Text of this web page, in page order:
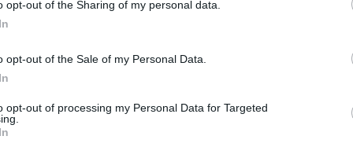
opt-out of the Sharing of my personal data.
opt-out of the Sale of my Personal Data.
opt-out of processing my Personal Data for Targeted
ο επίγειος επικεφαλής της
ζητήσει ενίσχυση δυνάμεων. Η
κατά τον Εισαγγελέα, ήταν προϊόν
του ιδιοκτήτη των διυλιστηρίων
της φωτιάς στην Πεντέλη που στην
Η εντολή Φωστιέρη, όπως είπε ο
την έγκριση του κ. Τερζούδη